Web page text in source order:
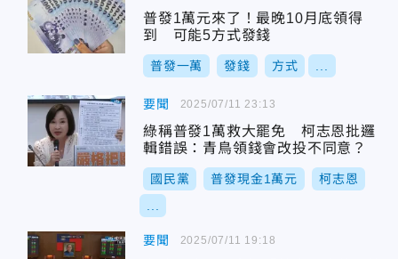
普發1萬元來了！最晚10月底領得
到 可能5方式發錢
普發一萬 發錢 方式
要聞
綠稱普發1萬救大罷免 柯志恩批邏
輯錯誤：青鳥領錢會改投不同意？
國民黨 普發現金1萬元 柯志恩
2025/07/11 23:13
要聞 2025/07/11 19:18